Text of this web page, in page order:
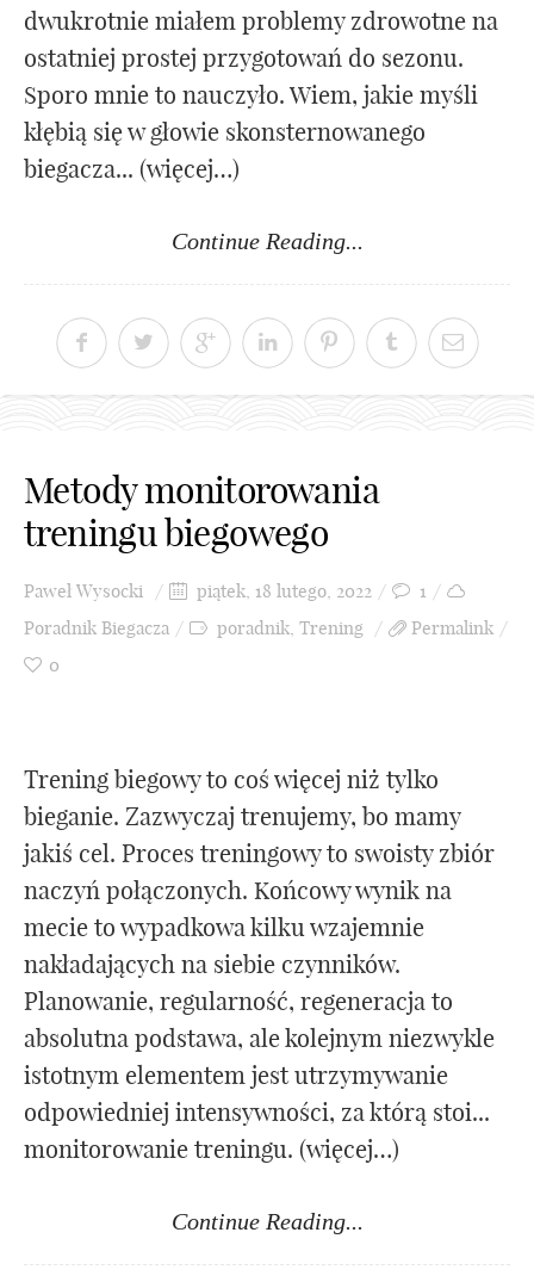
dwukrotnie miałem problemy zdrowotne na
ostatniej prostej przygotowań do sezonu.
Sporo mnie to nauczyło. Wiem, jakie myśli
kłębią się w głowie skonsternowanego
biegacza... (więcej…)
Continue Reading...
Metody monitorowania
treningu biegowego
Paweł Wysocki piątek, 18 lutego, 2022
1
Poradnik Biegacza
poradnik Trening
Permalink
0
Trening biegowy to coś więcej niż tylko
bieganie. Zazwyczaj trenujemy, bo mamy
jakiś cel. Proces treningowy to swoisty zbiór
naczyń połączonych. Końcowy wynik na
mecie to wypadkowa kilku wzajemnie
nakładających na siebie czynników.
Planowanie, regularność, regeneracja to
absolutna podstawa, ale kolejnym niezwykle
istotnym elementem jest utrzymywanie
odpowiedniej intensywności, za którą stoi...
monitorowanie treningu. (więcej…)
Continue Reading...